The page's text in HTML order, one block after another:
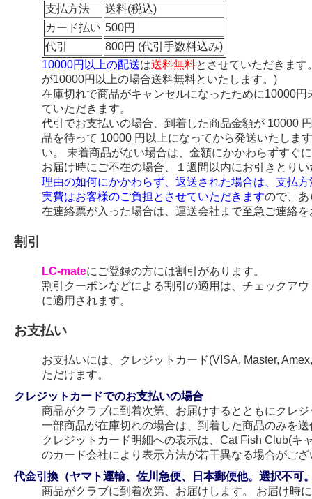
支払方法
送料(税込)
カード払い 500円
代引
800円 (代引手数料込み)
10000円以上の配送は送料無料とさせていただきま
が10000円以上の場合送料無料といたします。)
在庫切れで商品がキャンセルになったために10000
ていただきます。
代引でお支払いの場合、到着した商品金額が 10000
品を待って 10000 円以上になってから発送いたしま
い。 未着商品がない場合は、金額にかかわらずすぐ
お届け時にご不在の場合、１週間以内にお引きとり
理由の如何にかかわらず、返送された場合は、支払
実費はお客様のご負担とさせていただきますので、あ
在連絡票が入った場合は、運送会社まで至急ご連絡
割引
LC-mateにご登録の方には割引があります。
割引クーポンなどによる割引の適用は、チェックア
に適用されます。
お支払い
お支払いには、クレジットカード(VISA, Master,
ただけます。
クレジットカードでのお支払いの場合
商品がクラブに到着次第、お届けするとともにクレ
一部商品が在庫切れの場合は、到着した商品のみを
クレジットカード明細への表示は、Cat Fish Club(キ
のカード会社により表示方法が若干異なる場合がござ
代金引換（ヤマト運輸、佐川急便、日本郵便他。選択不可
商品がクラブに到着次第、お届けします。 お届け時